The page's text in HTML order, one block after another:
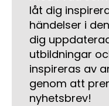
låt dig
händelser i
dig
utbildningar
inspireras av
genom att
nyhetsbrev!